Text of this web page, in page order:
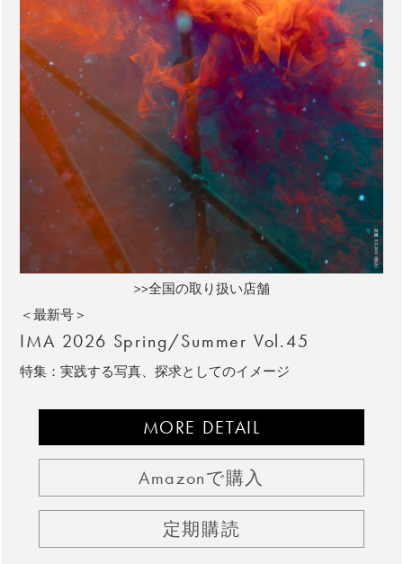
>>全国の取り扱い店舗
＜最新号＞
IMA 2026 Spring/Summer Vol.45
特集：実践する写真、探求としてのイメージ
MORE DETAIL
Amazonで購入
定期購読